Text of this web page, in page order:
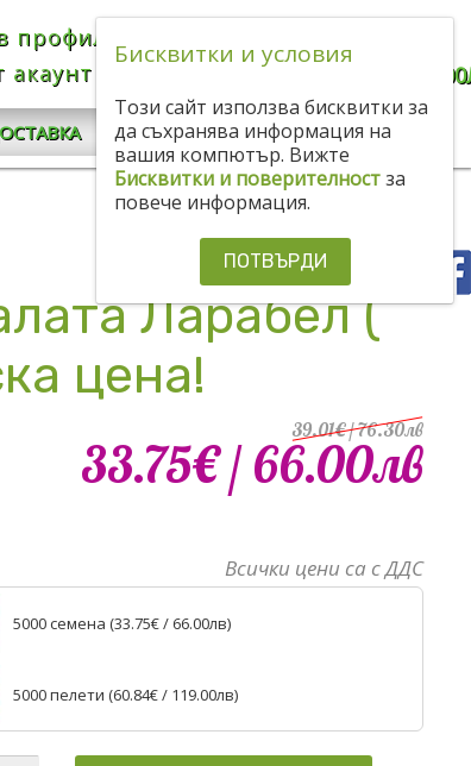
Бисквитки и условия
Този сайт използва бисквитки за
да съхранява информация на
вашия компютър. Вижте
Бисквитки и поверителностза
повече информация.
ПОТВЪРДИ
профила
акаунт
Bulgarian
КОЛИЧКА
00
КОНТАКТИ
Ларабел (
цена!
39.01€/ 76.30лв
33.75€/ 66.00лв
Всички цени са с ДДС
5000 семена (33.75€/ 66.00лв)
5000 пелети (60.84€/ 119.00лв)